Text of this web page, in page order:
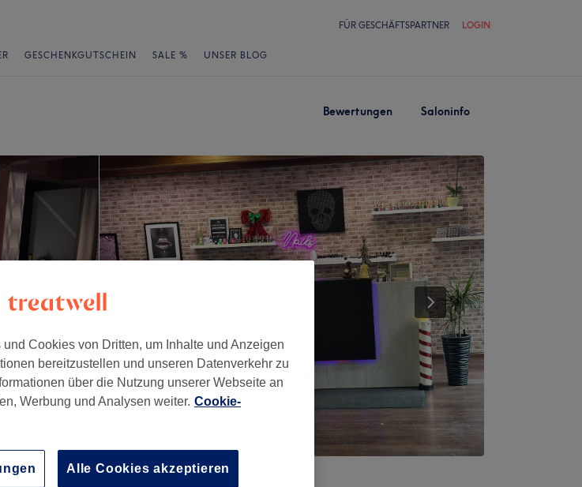
FÜR GESCHÄFTSPARTNER LOGIN
GESCHENKGUTSCHEIN SALE % UNSER BLOG
Bewertungen Saloninfo
Cookies von Dritten, um Inhalte und Anzeigen
bereitzustellen und unseren Datenverkehr zu
über die Nutzung unserer Webseite an
Werbung und Analysen weiter. Cookie-
Alle Cookies akzeptieren